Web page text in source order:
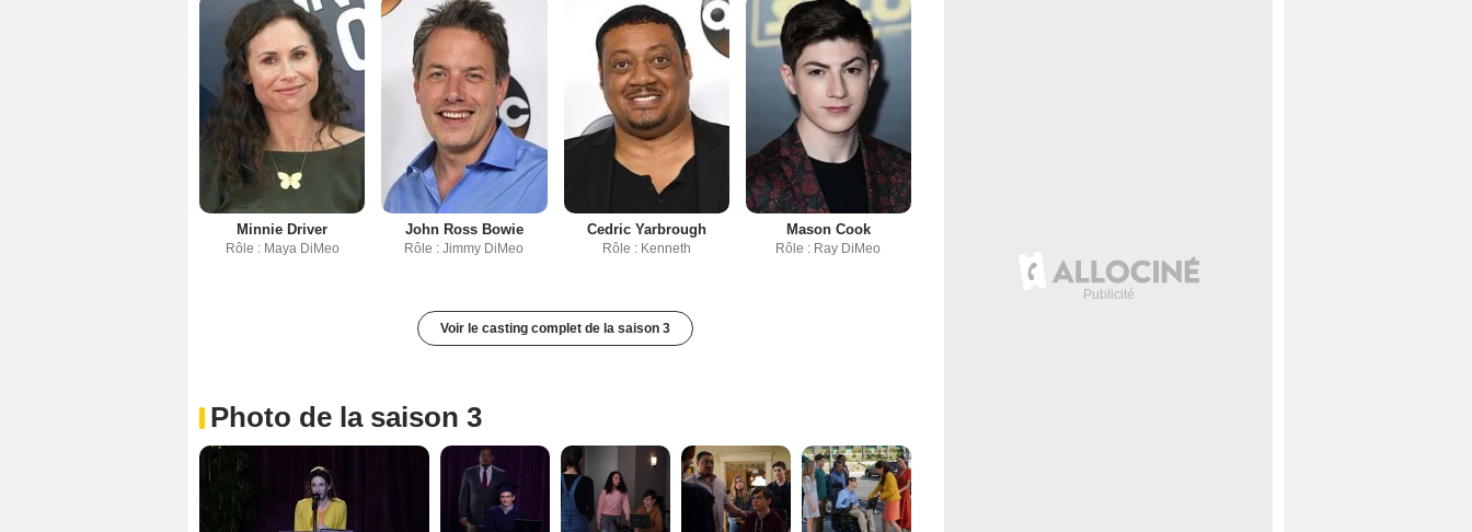
Minnie Driver
Rôle : Maya DiMeo
John Ross Bowie
Rôle : Jimmy DiMeo
Cedric Yarbrough
Rôle : Kenneth
Mason Cook
Rôle : Ray DiMeo
Voir le casting complet de la saison 3
Photo de la saison 3